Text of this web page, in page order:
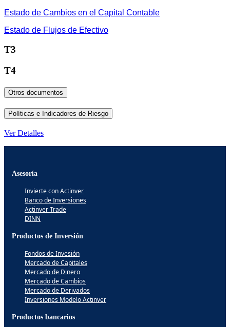
Estado de Cambios en el Capital Contable
Estado de Flujos de Efectivo
T3
T4
Otros documentos
Políticas e Indicadores de Riesgo
Ver Detalles
Asesoría
Invierte con Actinver
Banco de Inversiones
Actinver Trade
DINN
Productos de Inversión
Fondos de Invesión
Mercado de Capitales
Mercado de Dinero
Mercado de Cambios
Mercado de Derivados
Inversiones Modelo Actinver
Productos bancarios